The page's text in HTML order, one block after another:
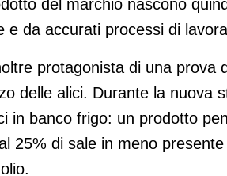
del marchio nascono
e da accurati processi di
protagonista di una prova
delle alici. Durante la
in banco frigo: un prodotto
25% di sale in meno